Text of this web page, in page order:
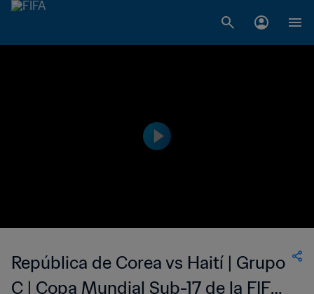
República de Corea vs Haití | Grupo
C | Copa Mundial Sub-17 de la FIFA